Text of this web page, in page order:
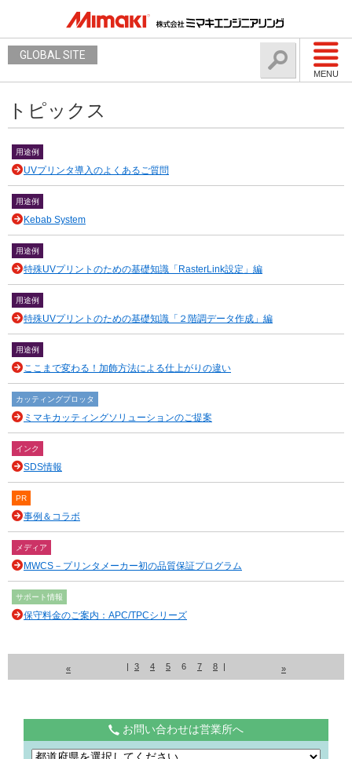
MENU
GLOBAL SITE
トピックス
用途例
UVプリンタ導入のよくあるご質問
用途例
Kebab System
用途例
特殊UVプリントのための基礎知識「RasterLink設定」編
用途例
特殊UVプリントのための基礎知識「２階調データ作成」編
用途例
ここまで変わる！加飾方法による仕上がりの違い
カッティングプロッタ
ミマキカッティングソリューションのご提案
インク
SDS情報
PR
事例＆コラボ
メディア
MWCS－プリンタメーカー初の品質保証プログラム
サポート情報
保守料金のご案内：APC/TPCシリーズ
« | 3 4 5 6 7 8 | »
お問い合わせは営業所へ